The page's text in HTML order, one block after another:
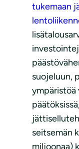
tukemaan
suojeluun,
ympäristöä
seitsemän
miljoonaa)